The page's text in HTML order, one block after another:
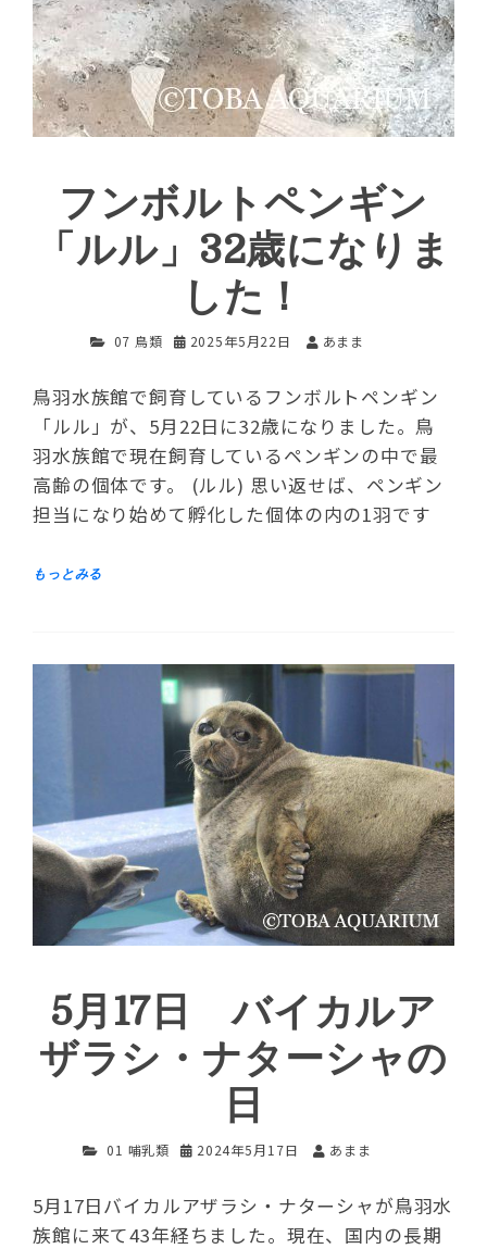
フンボルトペンギン
「ルル」32歳になりま
した！
07 鳥類 2025年5月22日 あまま
鳥羽水族館で飼育しているフンボルトペンギン
「ルル」が、5月22日に32歳になりました。鳥
羽水族館で現在飼育しているペンギンの中で最
高齢の個体です。 (ルル) 思い返せば、ペンギン
担当になり始めて孵化した個体の内の1羽です
5月17日 バイカルア
ザラシ・ナターシャの
日
01 哺乳類 2024年5月17日 あまま
5月17日バイカルアザラシ・ナターシャが鳥羽水
族館に来て43年経ちました。現在、国内の長期